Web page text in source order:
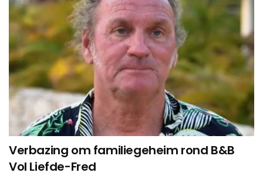
Verbazing om familiegeheim rond B&B
Vol Liefde-Fred